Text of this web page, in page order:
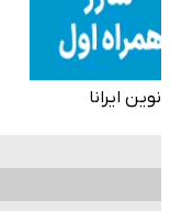
نوین ایرانا